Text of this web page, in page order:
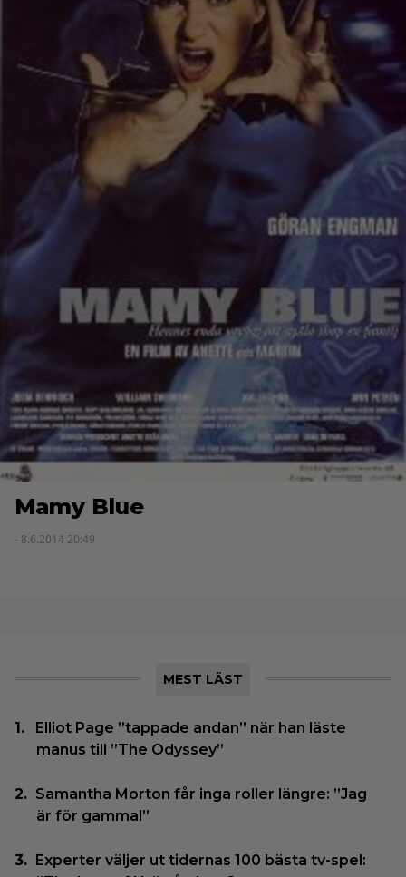
Mamy Blue
- 8.6.2014 20:49
MEST LÄST
Elliot Page ”tappade andan” när han läste
manus till ”The Odyssey”
Samantha Morton får inga roller längre: ”Jag
är för gammal”
Experter väljer ut tidernas 100 bästa tv-spel: